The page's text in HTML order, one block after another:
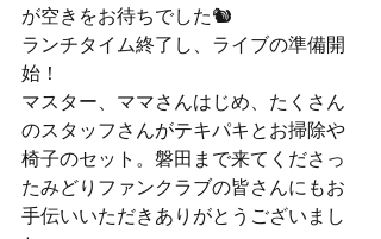
が空きをお待ちでした🐿
ランチタイム終了し、ライブの準備開
始！
マスター、ママさんはじめ、たくさん
のスタッフさんがテキパキとお掃除や
椅子のセット。磐田まで来てくださっ
たみどりファンクラブの皆さんにもお
手伝いいただきありがとうございまし